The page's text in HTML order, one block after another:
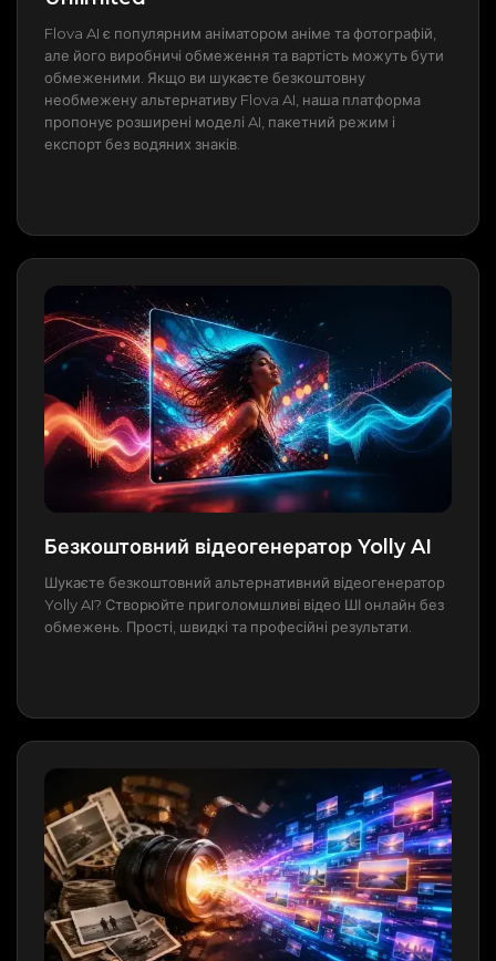
Flova AI є популярним аніматором аніме та фотографій,
але його виробничі обмеження та вартість можуть бути
обмеженими. Якщо ви шукаєте безкоштовну
необмежену альтернативу Flova AI, наша платформа
пропонує розширені моделі AI, пакетний режим і
експорт без водяних знаків.
Безкоштовний відеогенератор Yolly AI
Шукаєте безкоштовний альтернативний відеогенератор
Yolly AI? Створюйте приголомшливі відео ШІ онлайн без
обмежень. Прості, швидкі та професійні результати.